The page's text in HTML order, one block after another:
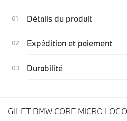
Détails du produit
Expédition et paiement
Durabilité
GILET BMW CORE MICRO LOGO